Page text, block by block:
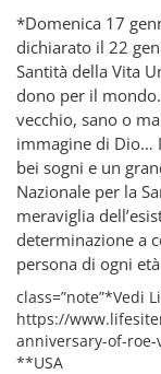
*Domenica 17
dichiarato il 22
Santità della Vita
dono per il
vecchio, sano o
immagine di Dio…
bei sogni e un
Nazionale per la
meraviglia
determinazione a
persona di ogni
class=”note”*Vedi
https://
anniversary-of-
**USA